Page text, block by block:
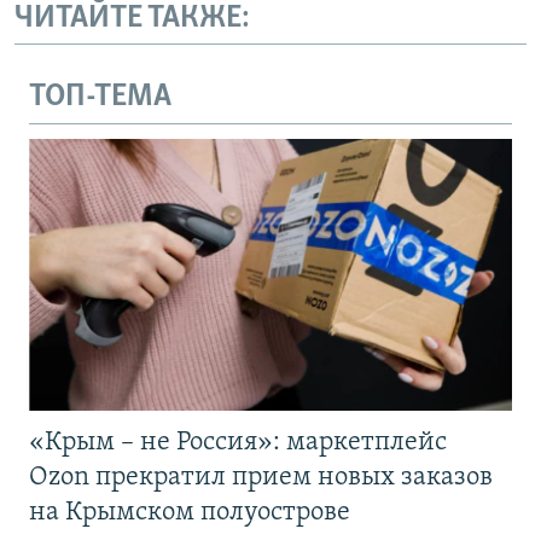
ЧИТАЙТЕ ТАКЖЕ:
ТОП-ТЕМА
«Крым – не Россия»: маркетплейс
Ozon прекратил прием новых заказов
на Крымском полуострове